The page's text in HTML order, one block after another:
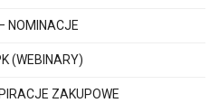
NOMINACJE
(WEBINARY)
ZAKUPOWE